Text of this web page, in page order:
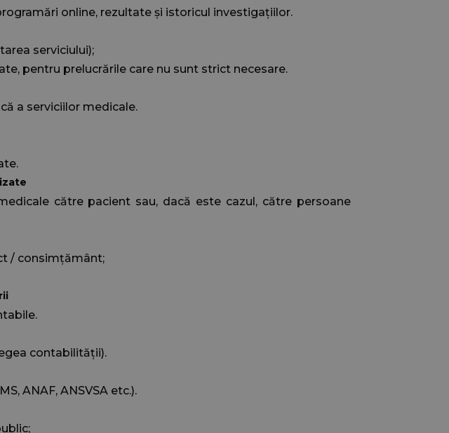
online, rezultate și istoricul investigațiilor.
serviciului);
pentru prelucrările care nu sunt strict necesare.
a serviciilor medicale.
către pacient sau, dacă este cazul, către persoane
/ consimțământ;
contabilității).
ANAF, ANSVSA etc.).